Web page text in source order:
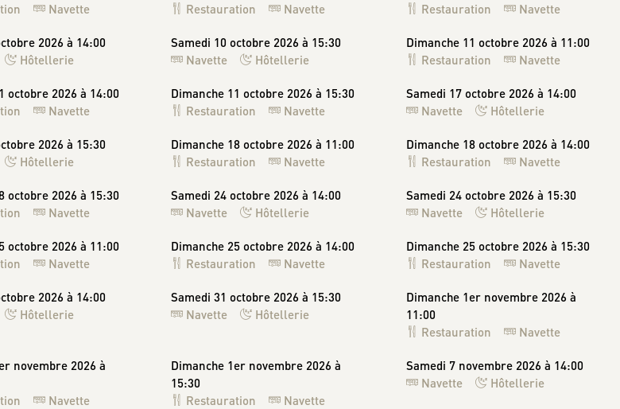
Navette
Restauration
Navette
Restauration
Navette
2026 à 14:00
Hôtellerie
Samedi 10 octobre 2026 à 15:30
Navette
Hôtellerie
Dimanche 11 octobre 2026 à 11:00
Restauration
Navette
octobre 2026 à 14:00
Navette
Dimanche 11 octobre 2026 à 15:30
Restauration
Navette
Samedi 17 octobre 2026 à 14:00
Navette
Hôtellerie
2026 à 15:30
Hôtellerie
Dimanche 18 octobre 2026 à 11:00
Restauration
Navette
Dimanche 18 octobre 2026 à 14:00
Restauration
Navette
octobre 2026 à 15:30
Navette
Samedi 24 octobre 2026 à 14:00
Navette
Hôtellerie
Samedi 24 octobre 2026 à 15:30
Navette
Hôtellerie
octobre 2026 à 11:00
Navette
Dimanche 25 octobre 2026 à 14:00
Restauration
Navette
Dimanche 25 octobre 2026 à 15:30
Restauration
Navette
2026 à 14:00
Hôtellerie
Samedi 31 octobre 2026 à 15:30
Navette
Hôtellerie
Dimanche 1er novembre 2026 à
11:00
Restauration
Navette
novembre 2026 à
Navette
Dimanche 1er novembre 2026 à
15:30
Restauration
Navette
Samedi 7 novembre 2026 à 14:00
Navette
Hôtellerie